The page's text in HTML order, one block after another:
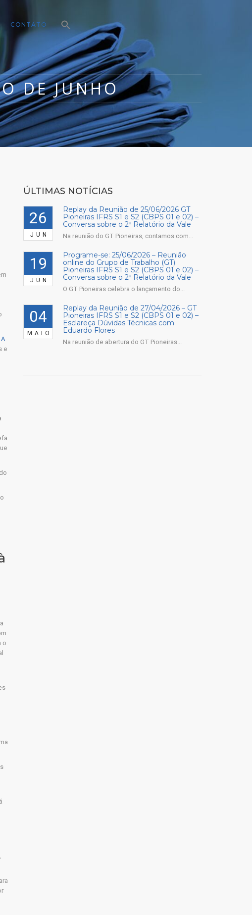
CONTATO
DE JUNHO
e
o
ÚLTIMAS NOTÍCIAS
26
JUN
Replay da Reunião de 25/06/2026 GT
Pioneiras IFRS S1 e S2 (CBPS 01 e 02) –
Conversa sobre o 2º Relatório da Vale
Na reunião do GT Pioneiras, contamos com...
19
JUN
Programe-se: 25/06/2026 – Reunião
online do Grupo de Trabalho (GT)
Pioneiras IFRS S1 e S2 (CBPS 01 e 02) –
Conversa sobre o 2º Relatório da Vale
O GT Pioneiras celebra o lançamento do...
04
MAIO
Replay da Reunião de 27/04/2026 – GT
Pioneiras IFRS S1 e S2 (CBPS 01 e 02) –
Esclareça Dúvidas Técnicas com
Eduardo Flores
Na reunião de abertura do GT Pioneiras...